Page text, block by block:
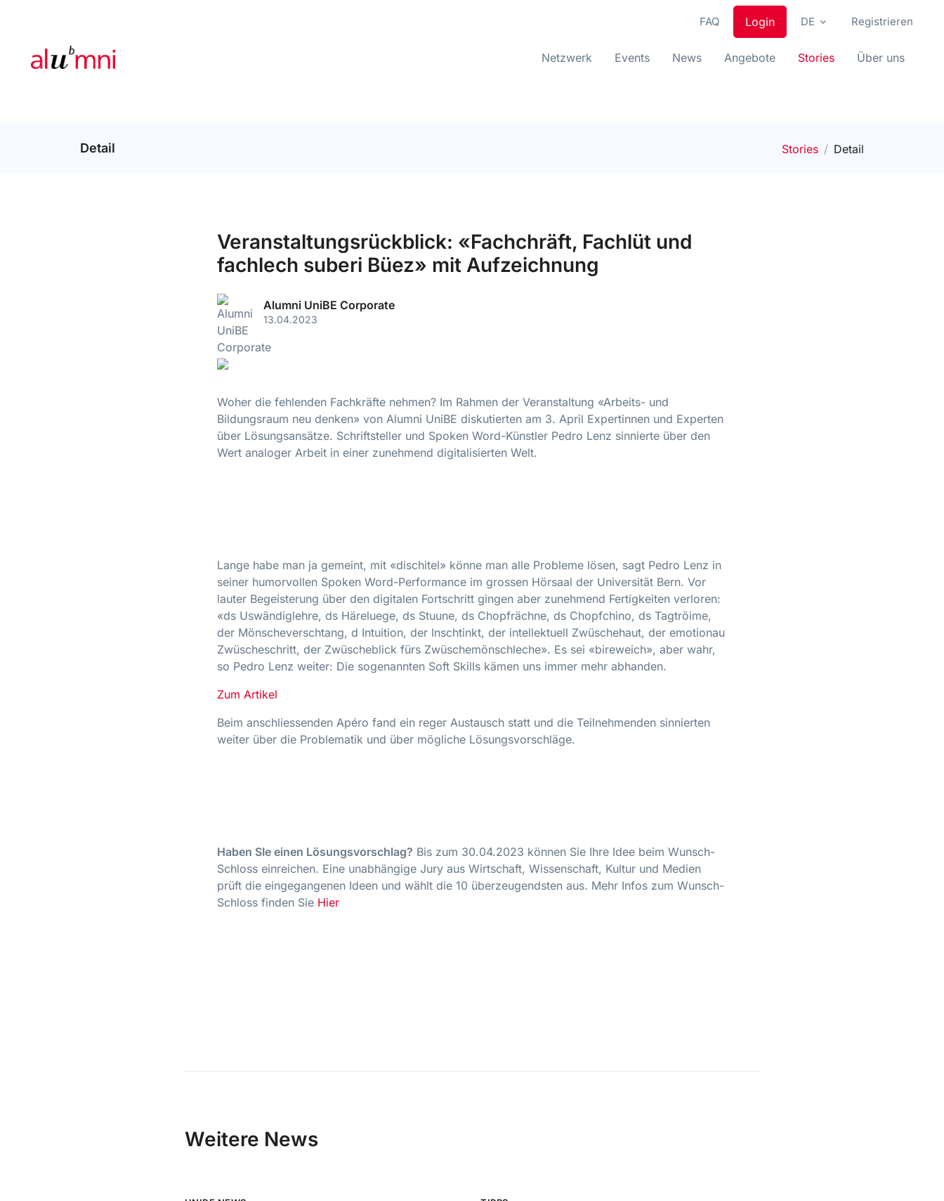
FAQ Login DE Registrieren
Netzwerk Events News Angebote Stories Über uns
Detail Stories Detail
Veranstaltungsrückblick: «Fachchräft, Fachlüt und
fachlech suberi Büez» mit Aufzeichnung
Alumni UniBE Corporate
13.04.2023
Woher die fehlenden Fachkräfte nehmen? Im Rahmen der Veranstaltung «Arbeits- und
Bildungsraum neu denken» von Alumni UniBE diskutierten am 3. April Expertinnen und Experten
über Lösungsansätze. Schriftsteller und Spoken Word-Künstler Pedro Lenz sinnierte über den
Wert analoger Arbeit in einer zunehmend digitalisierten Welt.
Lange habe man ja gemeint, mit «dischitel» könne man alle Probleme lösen, sagt Pedro Lenz in
seiner humorvollen Spoken Word-Performance im grossen Hörsaal der Universität Bern. Vor
lauter Begeisterung über den digitalen Fortschritt gingen aber zunehmend Fertigkeiten verloren:
«ds Uswändiglehre, ds Häreluege, ds Stuune, ds Chopfrächne, ds Chopfchino, ds Tagtröime,
der Mönscheverschtang, d Intuition, der Inschtinkt, der intellektuell Zwüschehaut, der emotionau
Zwüscheschritt, der Zwüscheblick fürs Zwüschemönschleche». Es sei «bireweich», aber wahr,
so Pedro Lenz weiter: Die sogenannten Soft Skills kämen uns immer mehr abhanden.
Zum Artikel
Beim anschliessenden Apéro fand ein reger Austausch statt und die Teilnehmenden sinnierten
weiter über die Problematik und über mögliche Lösungsvorschläge.
Haben SIe einen Lösungsvorschlag? Bis zum 30.04.2023 können Sie Ihre Idee beim Wunsch-
Schloss einreichen. Eine unabhängige Jury aus Wirtschaft, Wissenschaft, Kultur und Medien
prüft die eingegangenen Ideen und wählt die 10 überzeugendsten aus. Mehr Infos zum Wunsch-
Schloss finden Sie Hier
Weitere News